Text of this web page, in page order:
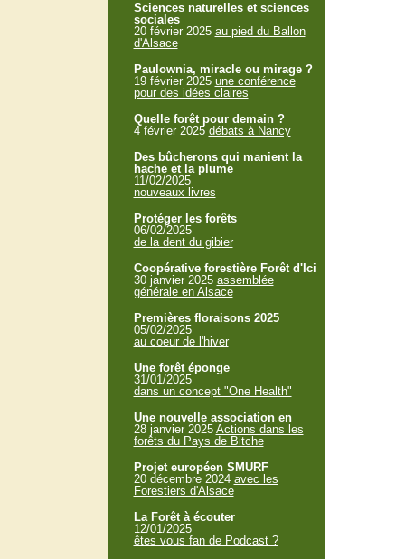
Sciences naturelles et sciences
sociales
20 février 2025 au pied du Ballon
d'Alsace
Paulownia, miracle ou mirage ?
19 février 2025 une conférence
pour des idées claires
Quelle forêt pour demain ?
4 février 2025 débats à Nancy
Des bûcherons qui manient la
hache et la plume
11/02/2025
nouveaux livres
Protéger les forêts
06/02/2025
de la dent du gibier
Coopérative forestière Forêt d'Ici
30 janvier 2025 assemblée
générale en Alsace
Premières floraisons 2025
05/02/2025
au coeur de l'hiver
Une forêt éponge
31/01/2025
dans un concept "One Health"
Une nouvelle association en
28 janvier 2025 Actions dans les
forêts du Pays de Bitche
Projet européen SMURF
20 décembre 2024 avec les
Forestiers d'Alsace
La Forêt à écouter
12/01/2025
êtes vous fan de Podcast ?